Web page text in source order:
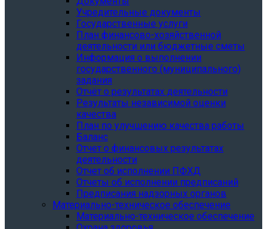
Учредительные документы
Государственные услуги
План финансово-хозяйственной
деятельности или бюджетные сметы
Информация о выполнении
государственного (муниципального)
задания
Отчёт о результатах деятельности
Результаты независимой оценки
качества
План по улучшению качества работы
Баланс
Отчет о финансовых результатах
деятельности
Отчет об исполнении ПФХД
Отчеты об исполнении предписаний
Предписания надзорных органов
Материально-техническое обеспечение
Материально-техническое обеспечение